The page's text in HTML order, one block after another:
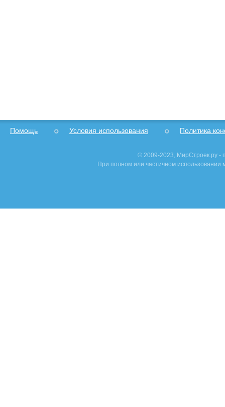
Помощь Условия использования Политика
© 2009-2023, МирСтроек.ру -
При полном или частичном использовании